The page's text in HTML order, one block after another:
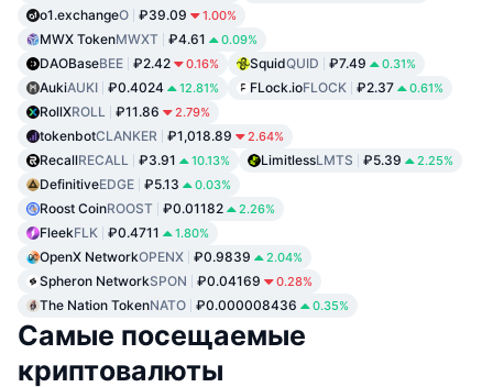
o1.exchangeO ₽39.09 1.00%
MWX TokenMWXT ₽4.61 0.09%
DAOBaseBEE ₽2.42 0.16% SquidQUID ₽7.49 0.31%
AukiAUKI ₽0.4024 12.81% FLock.ioFLOCK ₽2.37 0.61%
RollXROLL ₽11.86 2.79%
tokenbotCLANKER ₽1,018.89 2.64%
RecallRECALL ₽3.91 10.13% LimitlessLMTS ₽5.39 2.25%
DefinitiveEDGE ₽5.13 0.03%
Roost CoinROOST ₽0.01182 2.26%
FleekFLK ₽0.4711 1.80%
OpenX NetworkOPENX ₽0.9839 2.04%
Spheron NetworkSPON ₽0.04169 0.28%
The Nation TokenNATO ₽0.000008436 0.35%
Самые посещаемые
криптовалюты